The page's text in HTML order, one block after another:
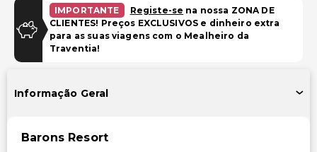
IMPORTANTE Registe-se na nossa ZONA DE
CLIENTES! Preços EXCLUSIVOS e dinheiro extra
para as suas viagens com o Mealheiro da
Traventia!
Informação Geral
Barons Resort